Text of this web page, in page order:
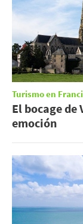
Turismo en
El bocage
emoción